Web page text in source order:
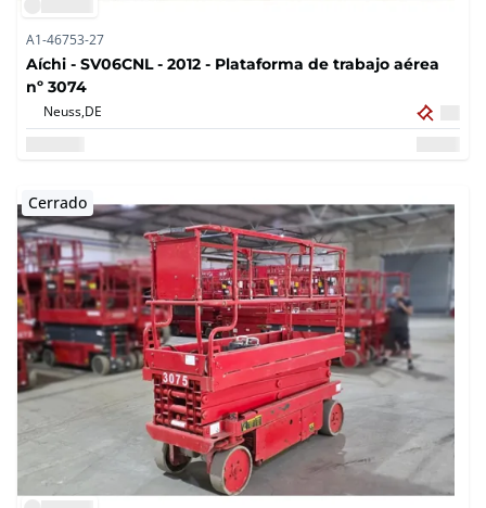
A1-46753-27
Aíchi - SV06CNL - 2012 - Plataforma de trabajo aérea
nº 3074
Neuss,DE
Cerrado